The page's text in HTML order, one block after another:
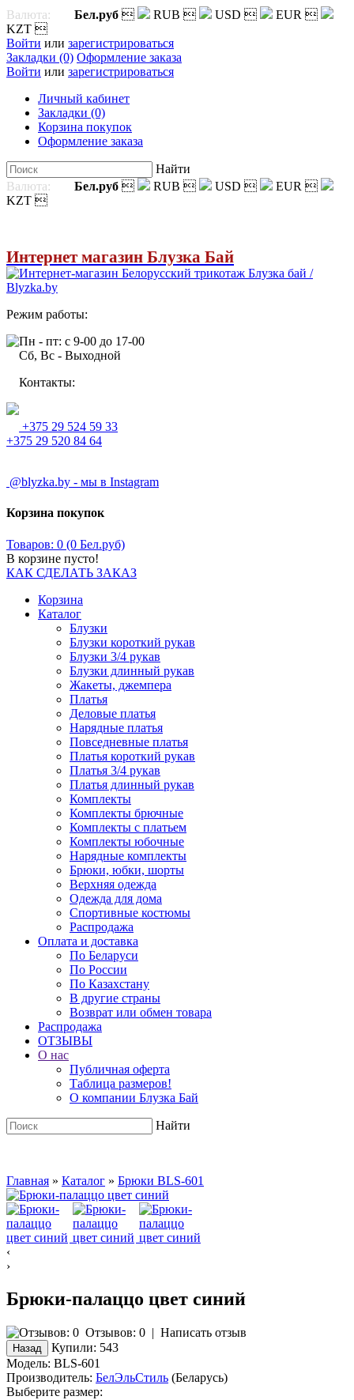
Валюта: Бел.руб  RUB  USD  EUR 
KZT 
Войти или зарегистрироваться
Закладки (0) Оформление заказа
Войти или зарегистрироваться
Личный кабинет
Закладки (0)
Корзина покупок
Оформление заказа
Найти
Валюта:
Бел.руб  RUB  USD  EUR 
KZT 
Интернет магазин Блузка Бай
Режим работы:
Пн - пт: с 9-00 до 17-00
Сб, Вс - Выходной
Контакты:
+375 29 524 59 33
+375 29 520 84 64
@blyzka.by - мы в Instagram
Корзина покупок
Товаров: 0 (0 Бел.руб)
В корзине пусто!
КАК СДЕЛАТЬ ЗАКАЗ
Корзина
Каталог
Блузки
Блузки короткий рукав
Блузки 3/4 рукав
Блузки длинный рукав
Жакеты, джемпера
Платья
Деловые платья
Нарядные платья
Повседневные платья
Платья короткий рукав
Платья 3/4 рукав
Платья длинный рукав
Комплекты
Комплекты брючные
Комплекты с платьем
Комплекты юбочные
Нарядные комплекты
Брюки, юбки, шорты
Верхняя одежда
Одежда для дома
Спортивные костюмы
Распродажа
Оплата и доставка
По Беларуси
По России
По Казахстану
В другие страны
Возврат или обмен товара
Распродажа
ОТЗЫВЫ
О нас
Публичная оферта
Таблица размеров!
О компании Блузка Бай
Найти
Главная » Каталог » Брюки BLS-601
‹
›
Брюки-палаццо цвет синий
Отзывов: 0 | Написать отзыв
Купили: 543
Модель: BLS-601
Производитель: БелЭльСтиль (Беларусь)
Выберите размер: